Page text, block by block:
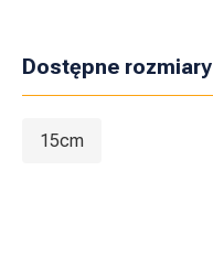
Dostępne rozmiary
15cm